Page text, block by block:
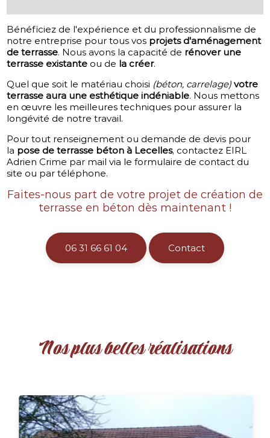
Bénéficiez de l'expérience et du professionnalisme de
notre entreprise pour tous vos projets d'aménagement
de terrasse. Nous avons la capacité de rénover une
terrasse existante ou de la créer.
Quel que soit le matériau choisi (béton, carrelage) votre
terrasse aura une esthétique indéniable. Nous mettons
en œuvre les meilleures techniques pour assurer la
longévité de notre travail.
Pour tout renseignement ou demande de devis pour
la pose de terrasse béton à Lecelles, contactez EIRL
Adrien Crime par mail via le formulaire de contact du
site ou par téléphone.
Faites-nous part de votre projet de création de
terrasse en béton dès maintenant !
06 31 66 61 04 Contact
Nos plus belles réalisations